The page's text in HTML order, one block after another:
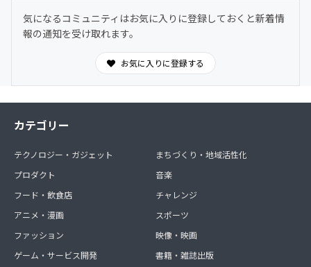
気になるコミュニティはお気に入りに登録しておくと新着情
報の通知を受け取れます。
お気に入りに登録する
カテゴリー
テクノロジー・ガジェット
プロダクト
フード・飲食店
アニメ・漫画
ファッション
ゲーム・サービス開発
まちづくり・地域活性化
音楽
チャレンジ
スポーツ
映像・映画
書籍・雑誌出版